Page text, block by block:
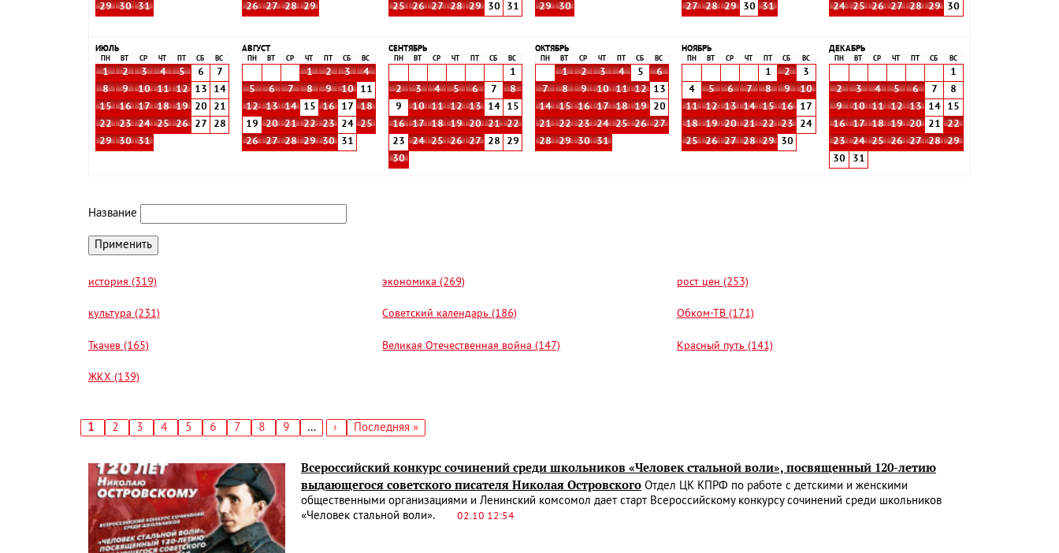
29
30 31
26
27 28 29
25
26 27 28 29 30 31
29
30
27
28 29 30 31
24
25 26 27 28 29 30
ИЮЛЬ
ПН ВТ СР ЧТ СБ ВС
1 2 3 4 5 6
7
8
9 10 11 12 13
14
15
16 17 18 19 20
21
22
23 24 25 26 27
28
29
30 31
АВГУСТ
ПН ВТ СР ЧТ СБ ВС
1 2 3
4
5
6 7 8 9 10
11
12
13 14 15 16 17
18
19
20 21 22 23 24
25
26
27 28 29 30 31
СЕНТЯБРЬ
ПН ВТ СР ЧТ СБ ВС
1
2
3 4 5 6 7
8
9
10 11 12 13 14
15
16
17 18 19 20 21
22
23
24 25 26 27 28
29
30
ОКТЯБРЬ
ПН ВТ СР ЧТ СБ ВС
1 2 3 4 5
6
7
8 9 10 11 12
13
14
15 16 17 18 19
20
21
22 23 24 25 26
27
28
29 30 31
НОЯБРЬ
ПН ВТ СР ЧТ СБ ВС
1 2
3
4
5 6 7 8 9
10
11
12 13 14 15 16
17
18
19 20 21 22 23
24
25
26 27 28 29 30
ДЕКАБРЬ
ПН ВТ СР ЧТ СБ ВС
1
2
3 4 5 6 7
8
9
10 11 12 13 14
15
16
17 18 19 20 21
22
23
24 25 26 27 28
29
30
31
Название
история (319) экономика (269) рост цен (253)
культура (231) Советский календарь (186) Обком-ТВ (171)
Ткачев (165) Великая Отечественная война (147) Красный путь (141)
ЖКХ (139)
Текущая
1 Страница
2 Страница
3 Страница
4 Страница
5 Страница
6 Страница
7 Страница
8 Страница
9 …
Следующая
›
Последняя
Последняя »
Всероссийский конкурс сочинений среди школьников «Человек стальной воли», посвященный 120-летию
выдающегося советского писателя Николая Островского Отдел ЦК КПРФ по работе с детскими и женскими
общественными организациями и Ленинский комсомол дает старт Всероссийскому конкурсу сочинений среди школьников
«Человек стальной воли». 02.10 12:54